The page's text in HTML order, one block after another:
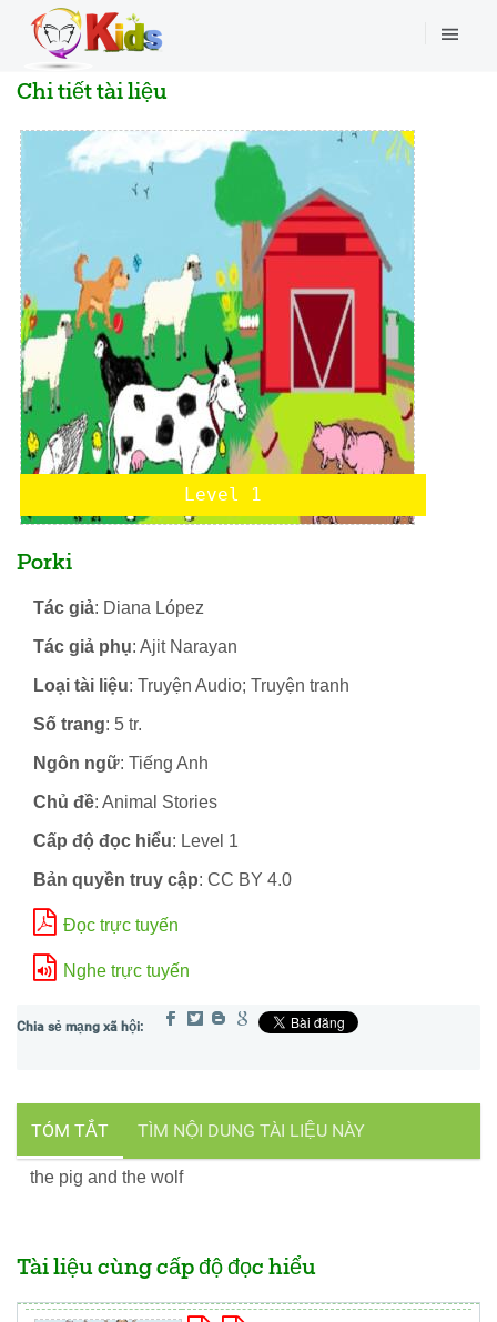
Chi tiết tài liệu
Level 1
Porki
Tác giả: Diana López
Tác giả phụ: Ajit Narayan
Loại tài liệu: Truyện Audio; Truyện tranh
Số trang: 5 tr.
Ngôn ngữ: Tiếng Anh
Chủ đề: Animal Stories
Cấp độ đọc hiểu: Level 1
Bản quyền truy cập: CC BY 4.0
Đọc trực tuyến
Nghe trực tuyến
TÓM TẮT TÌM NỘI DUNG TÀI LIỆU NÀY
the pig and the wolf
Tài liệu cùng cấp độ đọc hiểu